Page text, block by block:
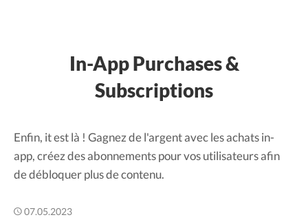
In-App Purchases &
Subscriptions
Enfin, it est là ! Gagnez de l'argent avec les achats in-
app, créez des abonnements pour vos utilisateurs afin
de débloquer plus de contenu.
07.05.2023